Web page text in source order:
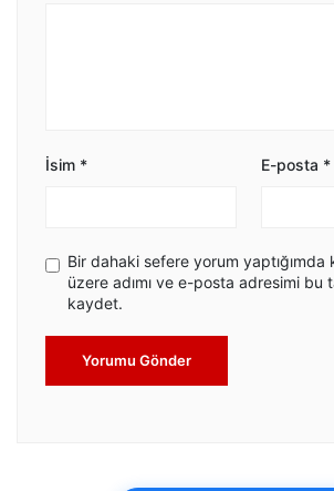
İsim * E-posta *
Bir dahaki sefere yorum yaptığımda
üzere adımı ve e-posta adresimi bu
kaydet.
Yorumu Gönder